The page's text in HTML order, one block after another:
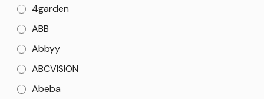
4garden
ABB
Abbyy
ABCVISION
Abeba